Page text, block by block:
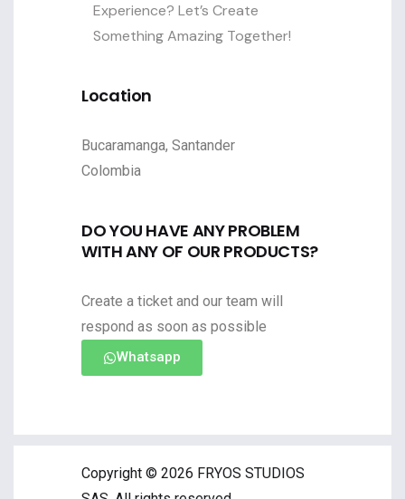
Experience? Let’s Create
Something Amazing Together!
Location
Bucaramanga, Santander
Colombia
DO YOU HAVE ANY PROBLEM
WITH ANY OF OUR PRODUCTS?
Create a ticket and our team will
respond as soon as possible
Whatsapp
Copyright © 2026 FRYOS STUDIOS